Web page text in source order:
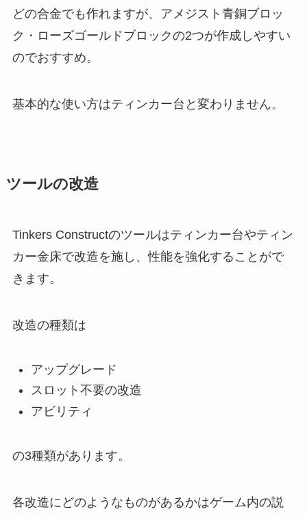
どの合金でも作れますが、アメジスト青銅ブロッ
ク・ローズゴールドブロックの2つが作成しやすい
のでおすすめ。
基本的な使い方はティンカー台と変わりません。
ツールの改造
Tinkers Constructのツールはティンカー台やティン
カー金床で改造を施し、性能を強化することがで
きます。
改造の種類は
アップグレード
スロット不要の改造
アビリティ
の3種類があります。
各改造にどのようなものがあるかはゲーム内の説